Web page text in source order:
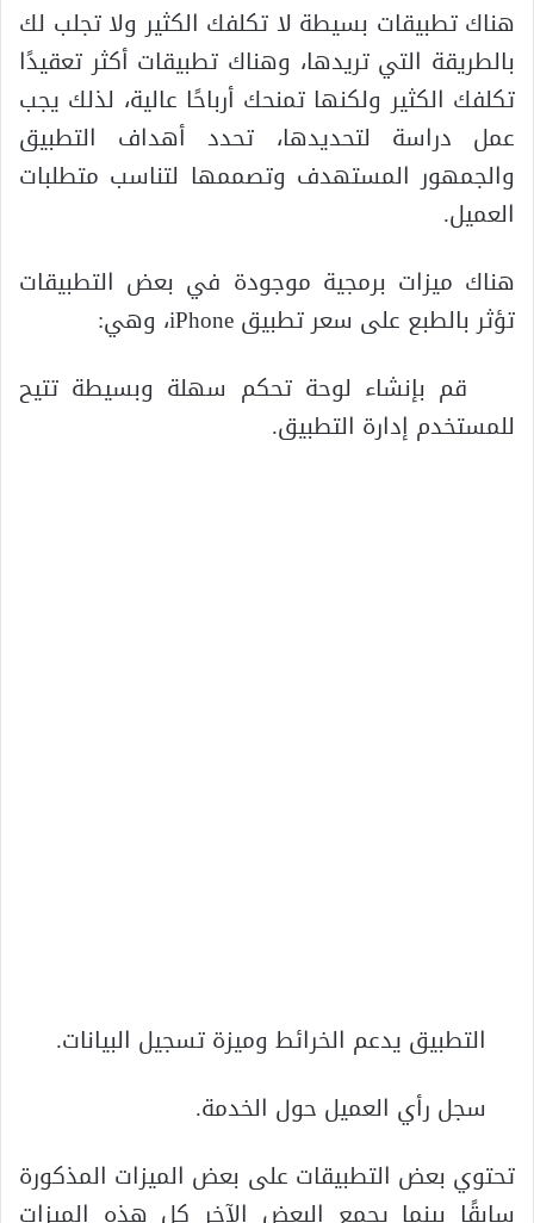
هناك تطبيقات بسيطة لا تكلفك الكثير ولا تجلب لك
بالطريقة التي تريدها، وهناك تطبيقات أكثر تعقيدًا
تكلفك الكثير ولكنها تمنحك أرباحًا عالية، لذلك يجب
عمل دراسة لتحديدها، تحدد أهداف التطبيق
والجمهور المستهدف وتصممها لتناسب متطلبات
العميل.
هناك ميزات برمجية موجودة في بعض التطبيقات
تؤثر بالطبع على سعر تطبيق iPhone، وهي:
قم بإنشاء لوحة تحكم سهلة وبسيطة تتيح
للمستخدم إدارة التطبيق.
التطبيق يدعم الخرائط وميزة تسجيل البيانات.
سجل رأي العميل حول الخدمة.
تحتوي بعض التطبيقات على بعض الميزات المذكورة